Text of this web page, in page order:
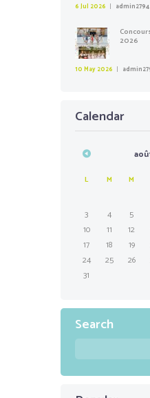
6 Jul 2026 admin2794
2026
10 May 2026
Calendar
L M M
3
4 5
10
11 12
17
18 19
24
25 26
31
Search